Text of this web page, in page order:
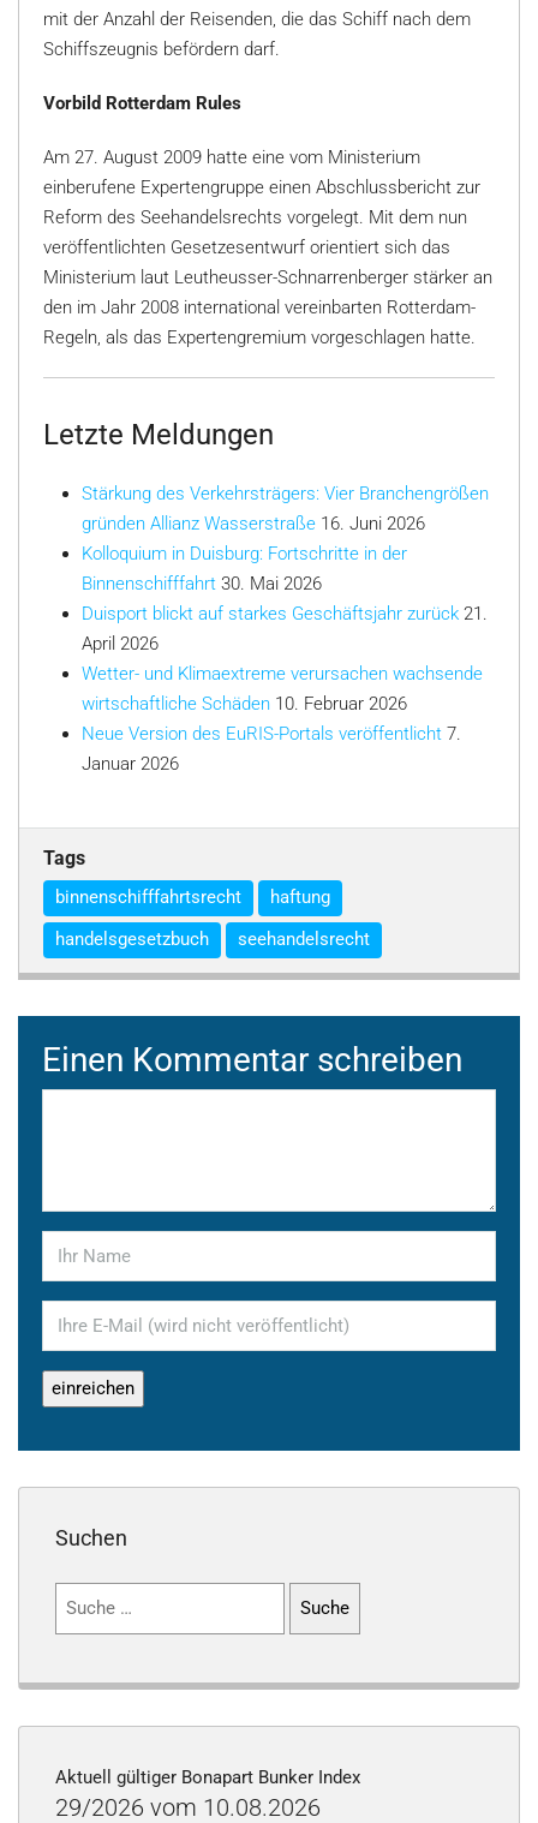
mit der Anzahl der Reisenden, die das Schiff nach dem
Schiffszeugnis befördern darf.
Vorbild Rotterdam Rules
Am 27. August 2009 hatte eine vom Ministerium
einberufene Expertengruppe einen Abschlussbericht zur
Reform des Seehandelsrechts vorgelegt. Mit dem nun
veröffentlichten Gesetzesentwurf orientiert sich das
Ministerium laut Leutheusser-Schnarrenberger stärker an
den im Jahr 2008 international vereinbarten Rotterdam-
Regeln, als das Expertengremium vorgeschlagen hatte.
Letzte Meldungen
Stärkung des Verkehrsträgers: Vier Branchengrößen
gründen Allianz Wasserstraße 16. Juni 2026
Kolloquium in Duisburg: Fortschritte in der
Binnenschifffahrt 30. Mai 2026
Duisport blickt auf starkes Geschäftsjahr zurück 21.
April 2026
Wetter- und Klimaextreme verursachen wachsende
wirtschaftliche Schäden 10. Februar 2026
Neue Version des EuRIS-Portals veröffentlicht 7.
Januar 2026
Tags
binnenschifffahrtsrecht
haftung
handelsgesetzbuch
seehandelsrecht
Einen Kommentar schreiben
Suchen
Suchen
Aktuell gültiger Bonapart Bunker Index
29/2026 vom 10.08.2026